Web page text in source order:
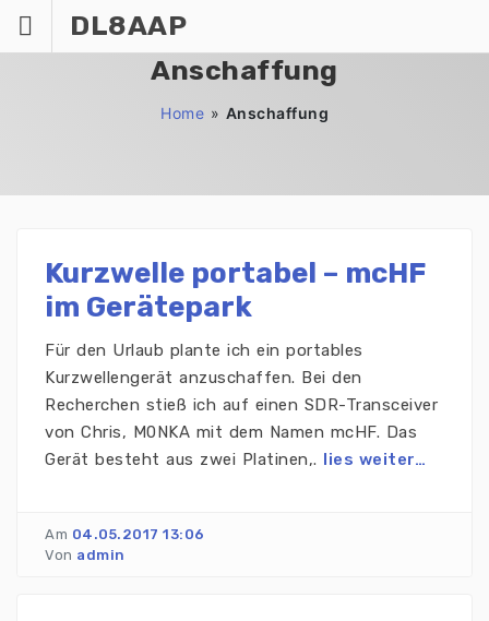
Inhalt
springen
DL8AAP
Anschaffung
Home » Anschaffung
Kurzwelle portabel – mcHF
im Gerätepark
Für den Urlaub plante ich ein portables
Kurzwellengerät anzuschaffen. Bei den
Recherchen stieß ich auf einen SDR-Transceiver
von Chris, M0NKA mit dem Namen mcHF. Das
Gerät besteht aus zwei Platinen,. lies weiter…
Am 04.05.2017 13:06
Von admin